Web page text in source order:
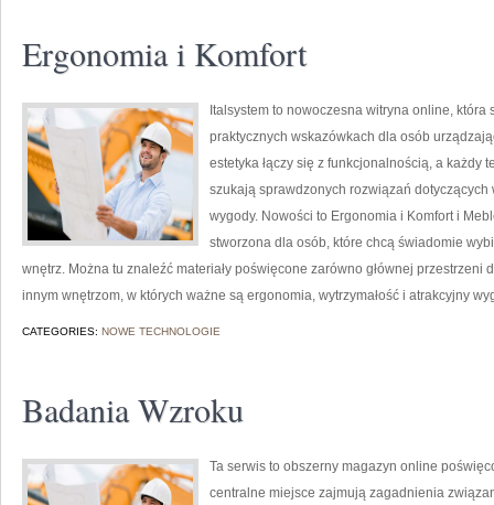
Ergonomia i Komfort
Italsystem to nowoczesna witryna online,
praktycznych wskazówkach dla osób
estetyka łączy się z funkcjonalnością, a każdy
szukają sprawdzonych rozwiązań
wygody. Nowości to Ergonomia i Komfort i
stworzona dla osób, które chcą świadomie
wnętrz. Można tu znaleźć materiały poświęcone zarówno głównej
innym wnętrzom, w których ważne są ergonomia, wytrzymałość i atrakcyjny
CATEGORIES: NOWE TECHNOLOGIE
Badania Wzroku
Ta serwis to obszerny magazyn online
centralne miejsce zajmują zagadnienia